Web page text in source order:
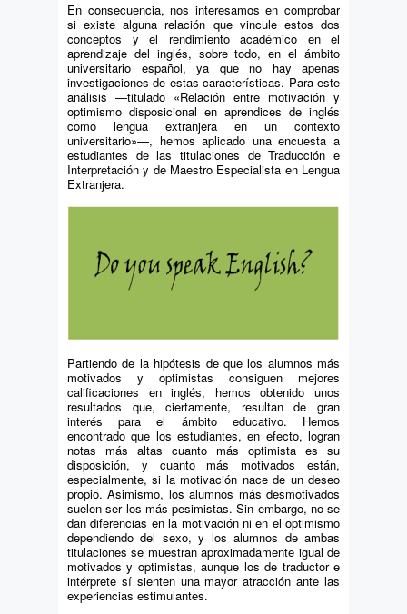
En consecuencia, nos interesamos en comprobar
si existe alguna relación que vincule estos dos
conceptos y el rendimiento académico en el
aprendizaje del inglés, sobre todo, en el ámbito
universitario español, ya que no hay apenas
investigaciones de estas características. Para este
análisis —titulado «Relación entre motivación y
optimismo disposicional en aprendices de inglés
como lengua extranjera en un contexto
universitario»—, hemos aplicado una encuesta a
estudiantes de las titulaciones de Traducción e
Interpretación y de Maestro Especialista en Lengua
Extranjera.
Partiendo de la hipótesis de que los alumnos más
motivados y optimistas consiguen mejores
calificaciones en inglés, hemos obtenido unos
resultados que, ciertamente, resultan de gran
interés para el ámbito educativo. Hemos
encontrado que los estudiantes, en efecto, logran
notas más altas cuanto más optimista es su
disposición, y cuanto más motivados están,
especialmente, si la motivación nace de un deseo
propio. Asimismo, los alumnos más desmotivados
suelen ser los más pesimistas. Sin embargo, no se
dan diferencias en la motivación ni en el optimismo
dependiendo del sexo, y los alumnos de ambas
titulaciones se muestran aproximadamente igual de
motivados y optimistas, aunque los de traductor e
intérprete sí sienten una mayor atracción ante las
experiencias estimulantes.